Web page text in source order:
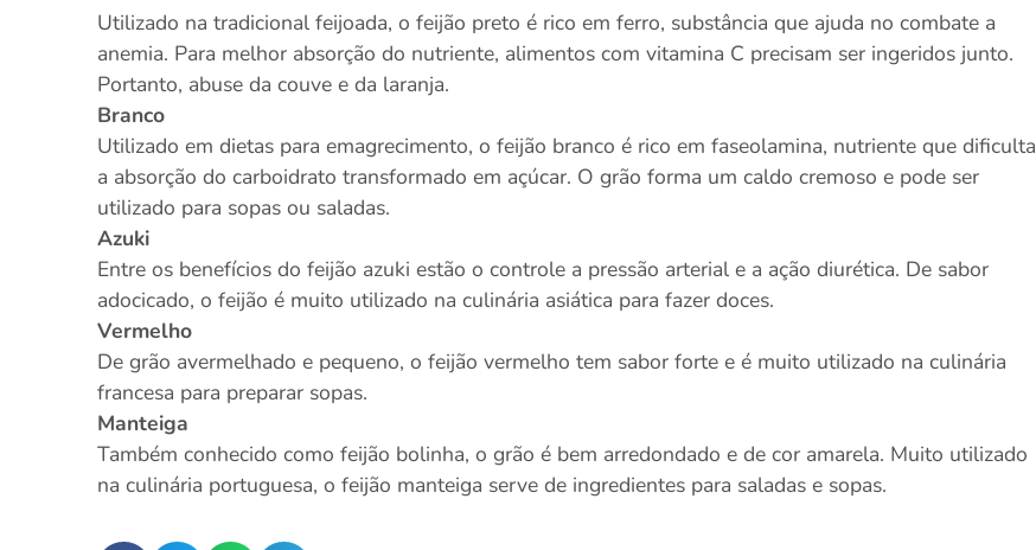
Utilizado na tradicional feijoada, o feijão preto é rico em ferro, substância que ajuda no combate a
anemia. Para melhor absorção do nutriente, alimentos com vitamina C precisam ser ingeridos junto.
Portanto, abuse da couve e da laranja.
Branco
Utilizado em dietas para emagrecimento, o feijão branco é rico em faseolamina, nutriente que dificulta
a absorção do carboidrato transformado em açúcar. O grão forma um caldo cremoso e pode ser
utilizado para sopas ou saladas.
Azuki
Entre os benefícios do feijão azuki estão o controle a pressão arterial e a ação diurética. De sabor
adocicado, o feijão é muito utilizado na culinária asiática para fazer doces.
Vermelho
De grão avermelhado e pequeno, o feijão vermelho tem sabor forte e é muito utilizado na culinária
francesa para preparar sopas.
Manteiga
Também conhecido como feijão bolinha, o grão é bem arredondado e de cor amarela. Muito utilizado
na culinária portuguesa, o feijão manteiga serve de ingredientes para saladas e sopas.